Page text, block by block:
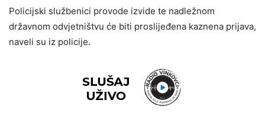
Policijski službenici provode izvide te nadležnom
državnom odvjetništvu će biti proslijeđena kaznena prijava,
naveli su iz policije.